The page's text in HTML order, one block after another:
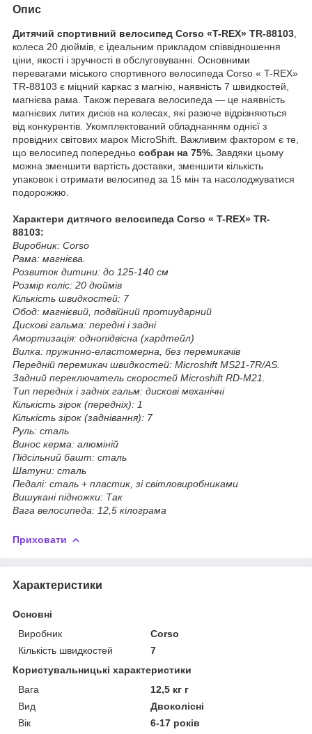
Опис
Дитячий спортивний велосипед Corso «T-REX» TR-88103
колеса 20 дюймів, є ідеальним прикладом співвідношення
ціни, якості і зручності в обслуговуванні. Основними
перевагами міського спортивного велосипеда Corso « T-REX»
TR-88103 є міцний каркас з магнію, наявність 7 швидкостей,
магнієва рама. Також перевага велосипеда — це наявність
магнієвих литих дисків на колесах, які разюче відрізняються
від конкурентів. Укомплектований обладнанням однієї з
провідних світових марок MicroShift. Важливим фактором є те,
що велосипед попередньо собран на 75%. Завдяки цьому
можна зменшити вартість доставки, зменшити кількість
упаковок і отримати велосипед за 15 мін та насолоджуватися
подорожжю.
Характери дитячого велосипеда Corso « T-REX» TR-
88103:
Виробник: Corso
Рама: магнієва.
Розвиток дитини: до 125-140 см
Розмір коліс: 20 дюймів
Кількість швидкостей: 7
Обод: магнієвий, подвійний протиударний
Дискові гальма: передні і задні
Амортизація: однопідвісна (хардтейл)
Вилка: пружинно-еластомерна, без перемикачів
Передній перемикач швидкостей: Microshift MS21-7R/AS.
Задний переключатель скоростей Microshift RD-M21.
Тип передніх і задніх гальм: дискові механічні
Кількість зірок (передніх): 1
Кількість зірок (заднівання): 7
Руль: сталь
Винос керма: алюміній
Підсільний башт: сталь
Шатуни: сталь
Педалі: сталь + пластик, зі світловиробниками
Вишукані підножки: Так
Вага велосипеда: 12,5 кілограма
Приховати
Характеристики
Основні
Виробник
Corso
Кількість швидкостей
7
Користувальницькі характеристики
Вага
12,5 кг г
Вид
Двоколісні
Вік
6-17 років